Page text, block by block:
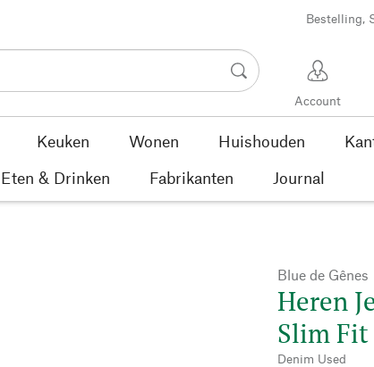
Bestelling,
Account
Keuken Wonen Huishouden
Eten & Drinken Fabrikanten Journal
Blue de Gênes
Heren
Slim Fit
Denim Used